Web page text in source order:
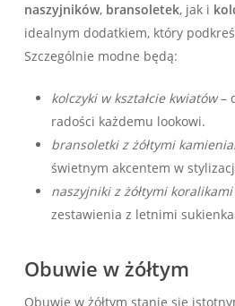
naszyjników, bransoletek, jak i
idealnym dodatkiem,⁣ który
Szczególnie modne będą:
kolczyki w kształcie kwiatów–
radości każdemu lookowi.
bransoletki z żółtymi
świetnym akcentem w⁤
naszyjniki z żółtymi koralikami
zestawienia z letnimi
Obuwie w żółtym
Obuwie w żółtym stanie się